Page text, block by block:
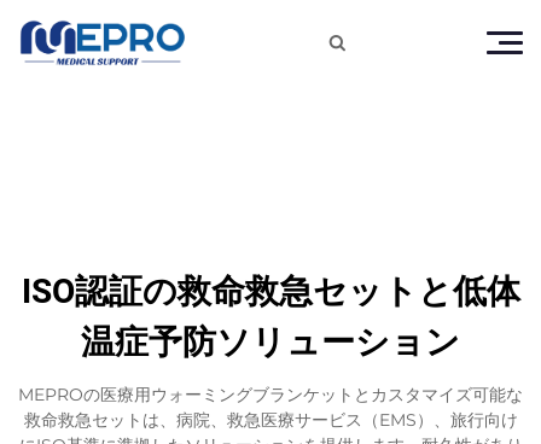

ISO認証の救命救急セットと低体
温症予防ソリューション
MEPROの医療用ウォーミングブランケットとカスタマイズ可能な
救命救急セットは、病院、救急医療サービス（EMS）、旅行向け